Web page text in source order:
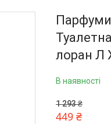
лоран Л
В наявності
1 293 ₴
449 ₴